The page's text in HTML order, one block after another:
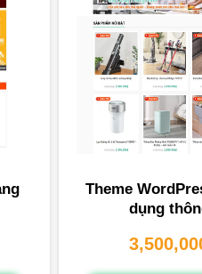
Theme
dụng